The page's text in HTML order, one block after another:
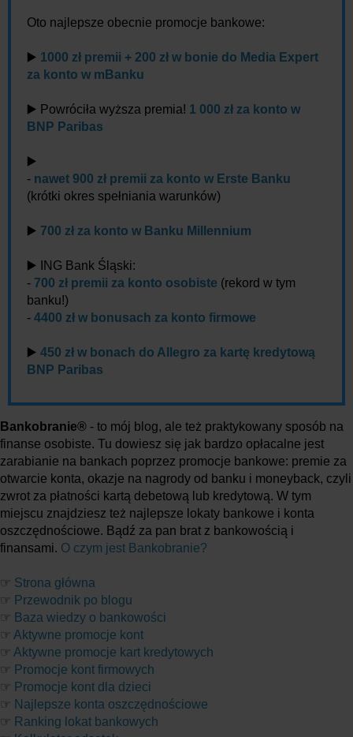
Oto najlepsze obecnie promocje bankowe:
▶️ 1000 zł premii + 200 zł w bonie do Media Expert
za konto w mBanku
▶️ Powróciła wyższa premia! 1 000 zł za konto w
BNP Paribas
▶️
- nawet 900 zł premii za konto w Erste Banku
(krótki okres spełniania warunków)
▶️ 700 zł za konto w Banku Millennium
▶️ ING Bank Śląski:
- 700 zł premii za konto osobiste (rekord w tym
banku!)
- 4400 zł w bonusach za konto firmowe
▶️ 450 zł w bonach do Allegro za kartę kredytową
BNP Paribas
Bankobranie® - to mój blog, ale też praktykowany sposób na
finanse osobiste. Tu dowiesz się jak bardzo opłacalne jest
zarabianie na bankach poprzez promocje bankowe: premie za
otwarcie konta, okazje na nagrody od banku i moneyback, czyli
zwrot za płatności kartą debetową lub kredytową. W tym
miejscu znajdziesz też najlepsze lokaty bankowe i konta
oszczędnościowe. Bądź za pan brat z bankowością i
finansami. O czym jest Bankobranie?
☞ Strona główna
☞ Przewodnik po blogu
☞ Baza wiedzy o bankowości
☞ Aktywne promocje kont
☞ Aktywne promocje kart kredytowych
☞ Promocje kont firmowych
☞ Promocje kont dla dzieci
☞ Najlepsze konta oszczędnościowe
☞ Ranking lokat bankowych